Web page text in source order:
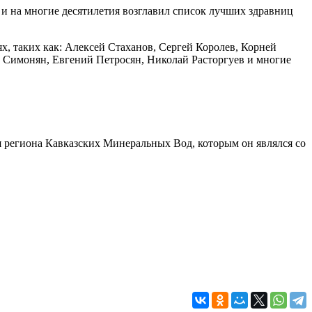
многие десятилетия возглавил список лучших здравниц
таких как: Алексей Стаханов, Сергей Королев, Корней
Евгений Петросян, Николай Расторгуев и многие
Кавказских Минеральных Вод, которым он являлся со